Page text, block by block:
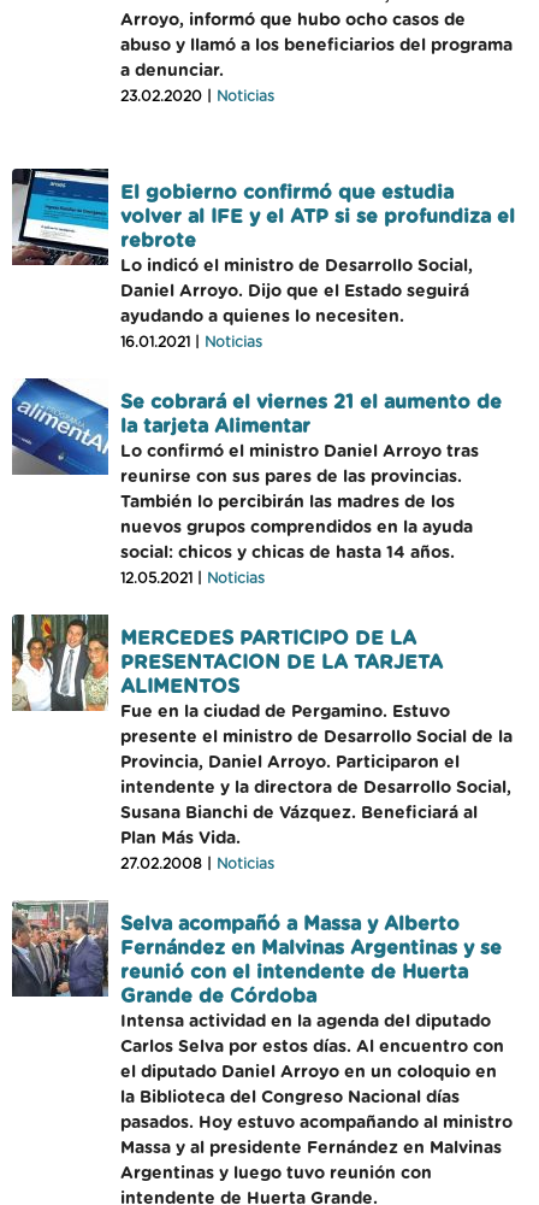
Arroyo, informó que hubo ocho casos de
abuso y llamó a los beneficiarios del programa
a denunciar.
23.02.2020 | Noticias
El gobierno confirmó que estudia
volver al IFE y el ATP si se profundiza el
rebrote
Lo indicó el ministro de Desarrollo Social,
Daniel Arroyo. Dijo que el Estado seguirá
ayudando a quienes lo necesiten.
16.01.2021 | Noticias
Se cobrará el viernes 21 el aumento de
la tarjeta Alimentar
Lo confirmó el ministro Daniel Arroyo tras
reunirse con sus pares de las provincias.
También lo percibirán las madres de los
nuevos grupos comprendidos en la ayuda
social: chicos y chicas de hasta 14 años.
12.05.2021 | Noticias
MERCEDES PARTICIPO DE LA
PRESENTACION DE LA TARJETA
ALIMENTOS
Fue en la ciudad de Pergamino. Estuvo
presente el ministro de Desarrollo Social de la
Provincia, Daniel Arroyo. Participaron el
intendente y la directora de Desarrollo Social,
Susana Bianchi de Vázquez. Beneficiará al
Plan Más Vida.
27.02.2008 | Noticias
Selva acompañó a Massa y Alberto
Fernández en Malvinas Argentinas y se
reunió con el intendente de Huerta
Grande de Córdoba
Intensa actividad en la agenda del diputado
Carlos Selva por estos días. Al encuentro con
el diputado Daniel Arroyo en un coloquio en
la Biblioteca del Congreso Nacional días
pasados. Hoy estuvo acompañando al ministro
Massa y al presidente Fernández en Malvinas
Argentinas y luego tuvo reunión con
intendente de Huerta Grande.